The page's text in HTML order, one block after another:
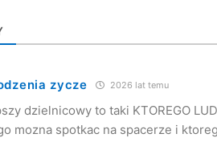
zycze 2026 lat temu
dzielnicowy to taki KTOREGO
mozna spotkac na spacerze i